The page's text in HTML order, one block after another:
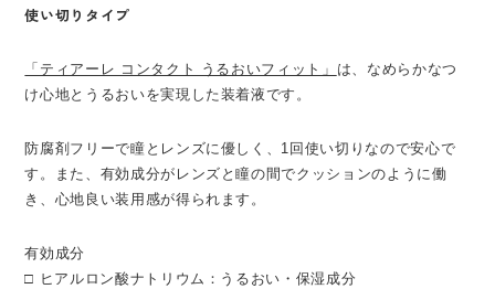
使い切りタイプ
「ティアーレ コンタクト うるおいフィット」 は、なめらかなつ
け心地とうるおいを実現した装着液です。
防腐剤フリーで瞳とレンズに優しく、1回使い切りなので安心で
す。また、有効成分がレンズと瞳の間でクッションのように働
き、心地良い装用感が得られます。
有効成分
□ ヒアルロン酸ナトリウム：うるおい・保湿成分